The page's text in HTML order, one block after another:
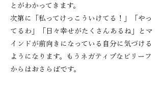
とがわかってきます。
次第に「私ってけっこういけてる！」「やっ
てるわ」「日々幸せがたくさんあるね」
とマ
インドが前向きになっている自分に気づける
ようになります。もうネガティブなビリーフ
からはおさらばです。